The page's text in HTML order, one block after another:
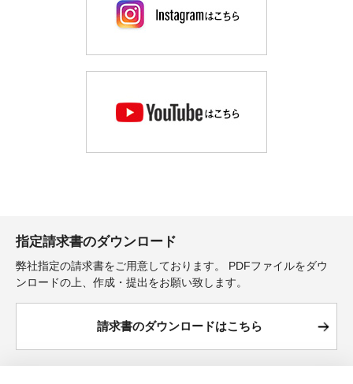
指定請求書のダウンロード
弊社指定の請求書をご用意しております。
PDFファイルをダウ
ンロードの上、作成・提出をお願い致します。
請求書のダウンロードはこちら